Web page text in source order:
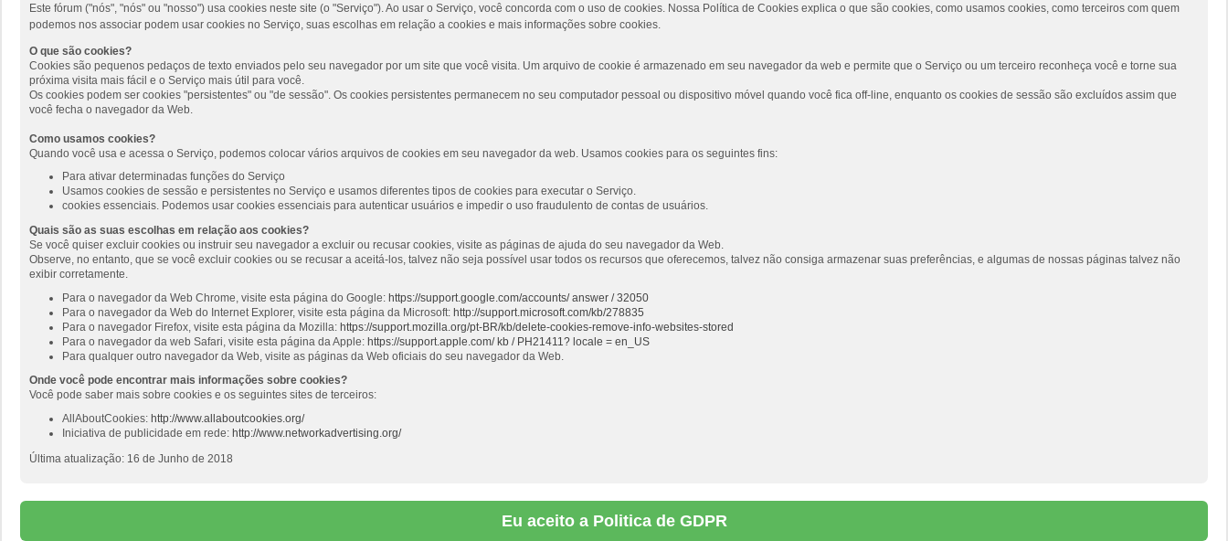
Este fórum ("nós", "nós" ou "nosso") usa cookies neste site (o "Serviço"). Ao usar o Serviço, você concorda com o uso de cookies. Nossa Política de Cookies explica o que são cookies, como usamos cookies, como terceiros com quem
podemos nos associar podem usar cookies no Serviço, suas escolhas em relação a cookies e mais informações sobre cookies.
O que são cookies?
Cookies são pequenos pedaços de texto enviados pelo seu navegador por um site que você visita. Um arquivo de cookie é armazenado em seu navegador da web e permite que o Serviço ou um terceiro reconheça você e torne sua
próxima visita mais fácil e o Serviço mais útil para você.
Os cookies podem ser cookies "persistentes" ou "de sessão". Os cookies persistentes permanecem no seu computador pessoal ou dispositivo móvel quando você fica off-line, enquanto os cookies de sessão são excluídos assim que
você fecha o navegador da Web.
Como usamos cookies?
Quando você usa e acessa o Serviço, podemos colocar vários arquivos de cookies em seu navegador da web. Usamos cookies para os seguintes fins:
Para ativar determinadas funções do Serviço
Usamos cookies de sessão e persistentes no Serviço e usamos diferentes tipos de cookies para executar o Serviço.
cookies essenciais. Podemos usar cookies essenciais para autenticar usuários e impedir o uso fraudulento de contas de usuários.
Quais são as suas escolhas em relação aos cookies?
Se você quiser excluir cookies ou instruir seu navegador a excluir ou recusar cookies, visite as páginas de ajuda do seu navegador da Web.
Observe, no entanto, que se você excluir cookies ou se recusar a aceitá-los, talvez não seja possível usar todos os recursos que oferecemos, talvez não consiga armazenar suas preferências, e algumas de nossas páginas talvez não
exibir corretamente.
Para o navegador da Web Chrome, visite esta página do Google: https://support.google.com/accounts/ answer / 32050
Para o navegador da Web do Internet Explorer, visite esta página da Microsoft: http://support.microsoft.com/kb/278835
Para o navegador Firefox, visite esta página da Mozilla: https://support.mozilla.org/pt-BR/kb/delete-cookies-remove-info-websites-stored
Para o navegador da web Safari, visite esta página da Apple: https://support.apple.com/ kb / PH21411? locale = en_US
Para qualquer outro navegador da Web, visite as páginas da Web oficiais do seu navegador da Web.
Onde você pode encontrar mais informações sobre cookies?
Você pode saber mais sobre cookies e os seguintes sites de terceiros:
AllAboutCookies: http://www.allaboutcookies.org/
Iniciativa de publicidade em rede: http://www.networkadvertising.org/
Última atualização: 16 de Junho de 2018